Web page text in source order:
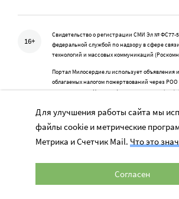
16+
Свидетельство о регистрации СМИ Эл № ФС77-
федеральной службой по надзору в сфере
технологий и массовых коммуникаций
Портал Милосердие.ru использует объявления
облагаемых налогом пожертвований через
1057700014679, Целевое финансирование (010),
Портал Милосердие.ru является одним из
помощи «Милосердие»
Главный редактор: Данилова Ю.К.
Для улучшения работы сайта мы
файлы cookie и метрические
Метрика и Счетчик Mail. Что это
Согласен